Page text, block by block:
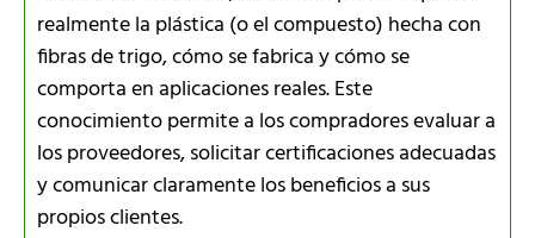
realmente la plástica (o el compuesto) hecha con
fibras de trigo, cómo se fabrica y cómo se
comporta en aplicaciones reales. Este
conocimiento permite a los compradores evaluar a
los proveedores, solicitar certificaciones adecuadas
y comunicar claramente los beneficios a sus
propios clientes.